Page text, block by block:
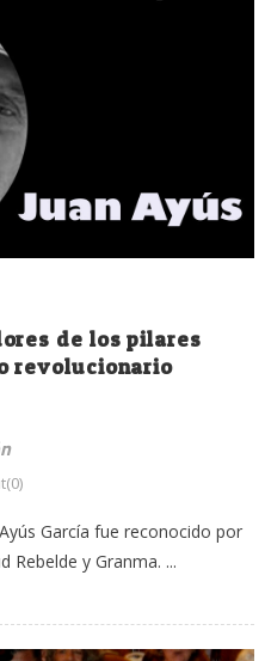
de los pilares
revolucionario
García fue reconocido por
Rebelde y Granma. ...